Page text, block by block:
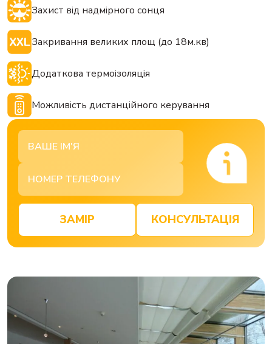
Захист від надмірного сонця
Закривання великих площ (до 18м.кв)
Додаткова термоізоляція
Можливість дистанційного керування
ЗАМІР КОНСУЛЬТАЦІЯ